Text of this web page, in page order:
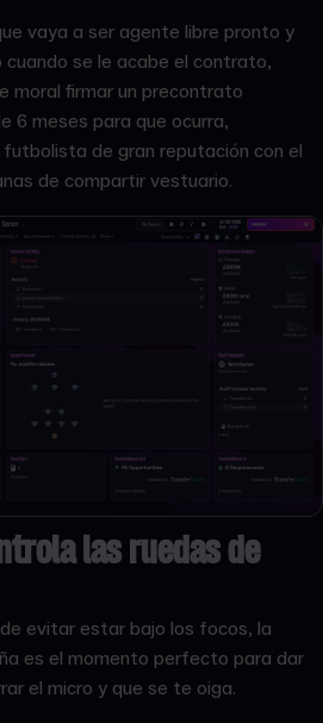
vaya a ser agente libre pronto y
se le acabe el contrato,
moral firmar un precontrato
6 meses para que ocurra,
de gran reputación con el
de compartir vestuario.
las ruedas de
evitar estar bajo los focos, la
es el momento perfecto para dar
el micro y que se te oiga.